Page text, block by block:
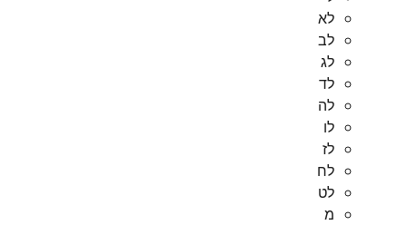
לא
לב
לג
לד
לה
לו
לז
לח
לט
מ